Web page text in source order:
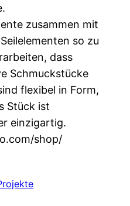
zusammen mit
so zu
dass
Schmuckstücke
flexibel in Form,
Stück ist
einzigartig.
shop/